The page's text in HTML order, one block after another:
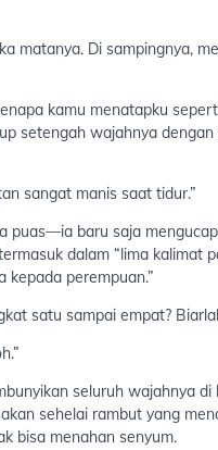
matanya. Di sampingnya,
kamu menatapku
setengah wajahnya dengan
sangat manis saat tidur.”
puas—ia baru saja
dalam “lima kalimat
kepada perempuan.”
satu sampai empat?
seluruh wajahnya di
sehelai rambut yang
bisa menahan senyum.